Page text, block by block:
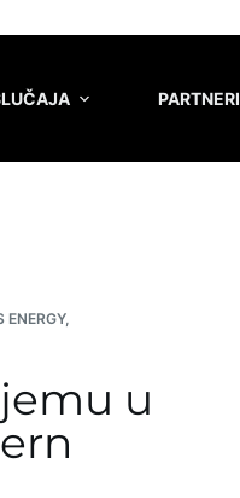
PARTNERI
ENERGY,
u